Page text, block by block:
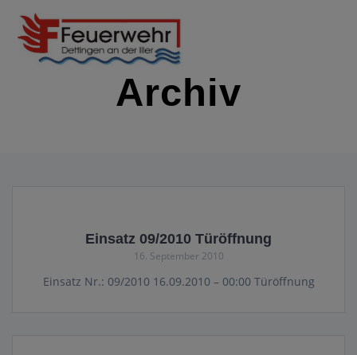
Inhalt
Archiv
Einsatz 09/2010 Türöffnung
16. September 2010
Einsatz Nr.: 09/2010 16.09.2010 – 00:00 Türöffnung